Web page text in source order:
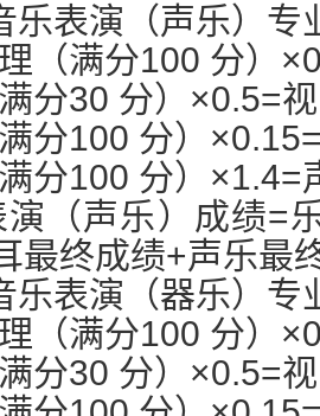
表演（声乐）专
满分100 分）
30 分）×0.5=
100 分）
100 分）×1.4=
声乐）成绩=乐
最终成绩+声乐最
表演（器乐）专
满分100 分）
30 分）×0.5=